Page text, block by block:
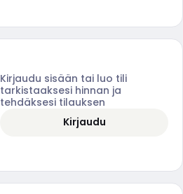
Kirjaudu sisään tai luo tili
tarkistaaksesi hinnan ja
tehdäksesi tilauksen
Kirjaudu